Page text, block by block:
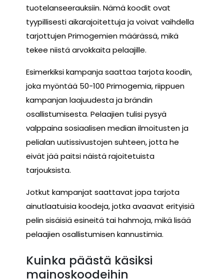
tuotelanseerauksiin. Nämä koodit ovat
tyypillisesti aikarajoitettuja ja voivat vaihdella
tarjottujen Primogemien määrässä, mikä
tekee niistä arvokkaita pelaajille.
Esimerkiksi kampanja saattaa tarjota koodin,
joka myöntää 50-100 Primogemia, riippuen
kampanjan laajuudesta ja brändin
osallistumisesta. Pelaajien tulisi pysyä
valppaina sosiaalisen median ilmoitusten ja
pelialan uutissivustojen suhteen, jotta he
eivät jää paitsi näistä rajoitetuista
tarjouksista.
Jotkut kampanjat saattavat jopa tarjota
ainutlaatuisia koodeja, jotka avaavat erityisiä
pelin sisäisiä esineitä tai hahmoja, mikä lisää
pelaajien osallistumisen kannustimia.
Kuinka päästä käsiksi
mainoskoodeihin